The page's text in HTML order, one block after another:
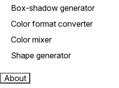
Box-shadow generator
Color format converter
Color mixer
Shape generator
About